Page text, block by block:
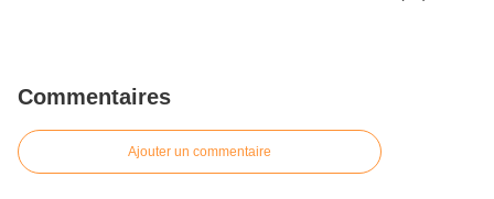
Commentaires
Ajouter un commentaire